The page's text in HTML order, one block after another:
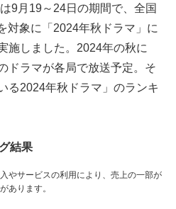
9月19～24日の期間で、全国
対象に「2024年秋ドラマ」に
施しました。2024年の秋に
ドラマが各局で放送予定。そ
る2024年秋ドラマ」のランキ
結果
やサービスの利用により、売上の一部が
あります。